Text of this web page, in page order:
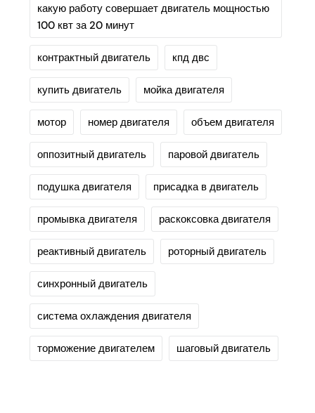
какую работу совершает двигатель мощностью
100 квт за 20 минут
контрактный двигатель кпд двс
купить двигатель мойка двигателя
мотор номер двигателя объем двигателя
оппозитный двигатель паровой двигатель
подушка двигателя присадка в двигатель
промывка двигателя раскоксовка двигателя
реактивный двигатель роторный двигатель
синхронный двигатель
система охлаждения двигателя
торможение двигателем шаговый двигатель